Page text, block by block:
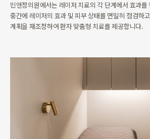
민앤정의원에서는 레이저 치료의 각 단계에서 효과를
중간에 레이저의 효과 및 피부 상태를 면밀히 점검하고,
계획을 재조정하여 환자 맞춤형 치료를 제공합니다.